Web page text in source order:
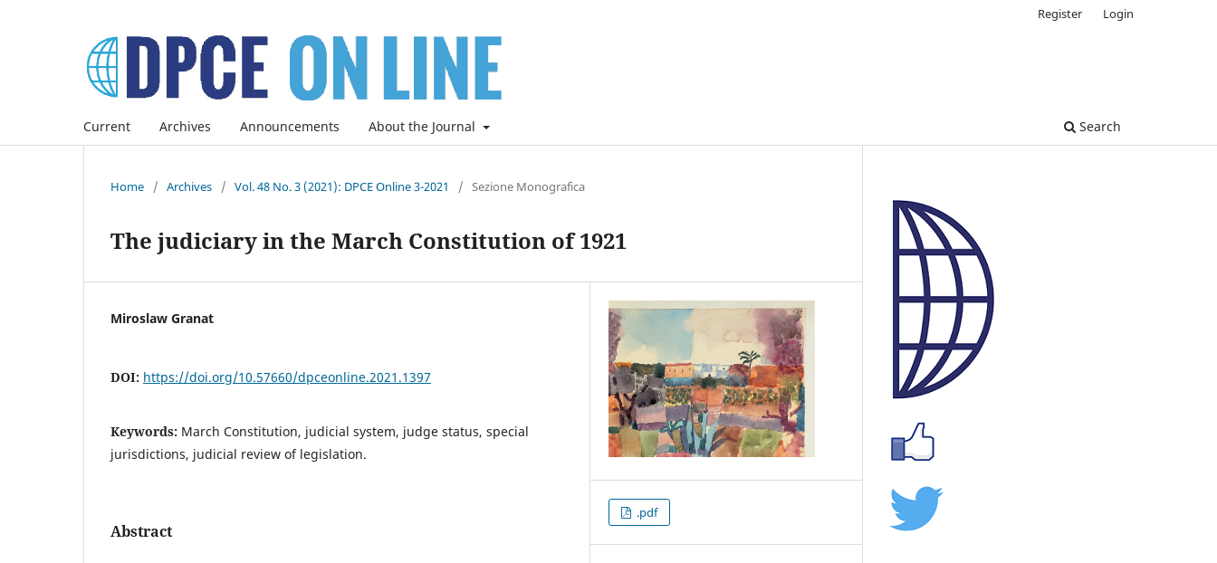
Current Archives Announcements About the Journal Search
Register Login
Home / Archives / Vol. 48 No. 3 (2021): DPCE Online 3-2021 / Sezione Monografica
The judiciary in the March Constitution of 1921
Miroslaw Granat
DOI: https://doi.org/10.57660/dpceonline.2021.1397
Keywords: March Constitution, judicial system, judge status, special
jurisdictions, judicial review of legislation.
Abstract
.pdf